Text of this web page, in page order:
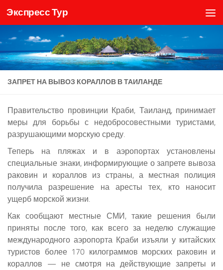
Skip to content
Экспресс Тур
ЗАПРЕТ НА ВЫВОЗ КОРАЛЛОВ В ТАИЛАНДЕ
Правительство провинции Краби, Таиланд, принимает
меры для борьбы с недобросовестными туристами,
разрушающими морскую среду.
Теперь на пляжах и в аэропортах установлены
специальные знаки, информирующие о запрете вывоза
раковин и кораллов из страны, а местная полиция
получила разрешение на аресты тех, кто наносит
ущерб морской жизни.
Как сообщают местные СМИ, такие решения были
приняты после того, как всего за неделю служащие
международного аэропорта Краби изъяли у китайских
туристов более 170 килограммов морских раковин и
кораллов — не смотря на действующие запреты и